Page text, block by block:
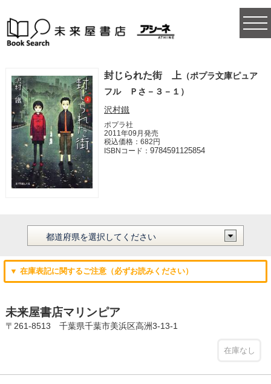
封じられた街 上 （ポプラ文庫ピュア
フル Ｐさ－３－１）
沢村鐵
ポプラ社
2011年09月発売
税込価格：682円
ISBNコード：9784591125854
▼ 在庫表記に関するご注意（必ずお読みください）
未来屋書店マリンピア
〒261-8513 千葉県千葉市美浜区高洲3-13-1
在庫なし